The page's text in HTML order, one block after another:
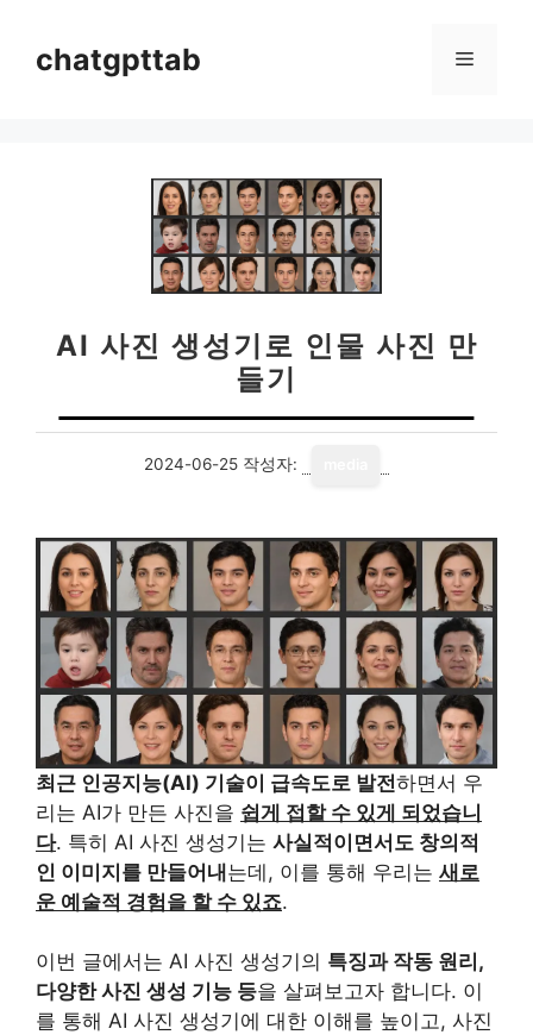
chatgpttab 메
AI 사진 생성기로 인물 사진 만
들기
2024-06-25 작성자:
최근 인공지능(AI) 기술이 급속도로 발전하면서 우
리는 AI가 만든 사진을 쉽게 접할 수 있게 되었습니
다. 특히 AI 사진 생성기는 사실적이면서도 창의적
인 이미지를 만들어내는데, 이를 통해 우리는 새로
운 예술적 경험을 할 수 있죠.
이번 글에서는 AI 사진 생성기의 특징과 작동 원리,
다양한 사진 생성 기능 등을 살펴보고자 합니다. 이
를 통해 AI 사진 생성기에 대한 이해를 높이고, 사진